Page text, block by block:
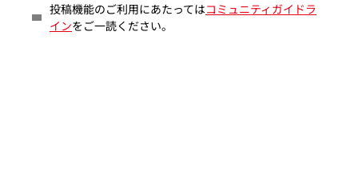
投稿機能のご利用にあたってはコミュニティガイドラ
インをご一読ください。